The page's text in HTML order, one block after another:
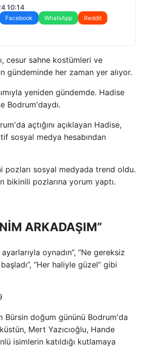
10:14
Facebook WhatsApp
Reddit
cesur sahne kostümleri ve
gündeminde her zaman yer alıyor.
yeniden gündemde. Hadise
Bodrum'daydı.
açtığını açıklayan Hadise,
sosyal medya hesabından
pozları sosyal medyada trend oldu.
bikinili pozlarına yorum yaptı.
ARKADAŞIM”
oynadın”, “Ne gereksiz
“Her haliyle güzel” gibi
Bürsin doğum gününü Bodrum'da
Mert Yazıcıoğlu, Hande
isimlerin katıldığı kutlamaya